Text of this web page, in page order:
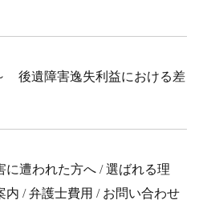
後遺障害逸失利益における差
に遭われた方へ /選ばれる理
内 /弁護士費用 / お問い合わせ